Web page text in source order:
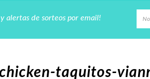
alertas de sorteos por email!
taquitos-